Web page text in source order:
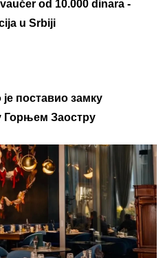
od 10.000 dinara -
u Srbiji
поставио замку
Горњем Заостру